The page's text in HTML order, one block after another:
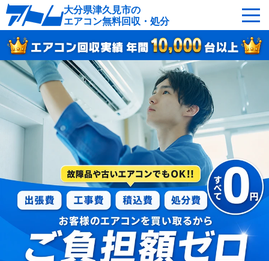
大分県津久見市の
エアコン無料回収・処分
サービスの特徴 回収可能なエアコン
対応エリア 回収の流れ
よくあるご質問 運営会社
津久見市へ無料出張
最短即日 お急ぎの方はこちら
050-5482-9461
受付：24時間年中無休（通話料無料）